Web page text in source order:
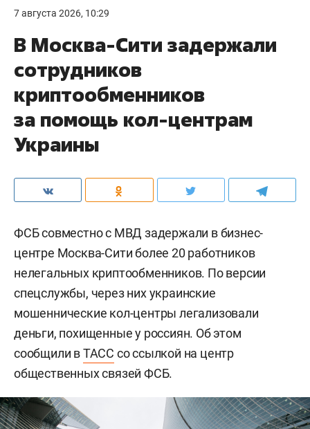
7 августа 2026, 10:29
В Москва-Сити задержали
сотрудников
криптообменников
за помощь кол-центрам
Украины
ФСБ совместно с МВД задержали в бизнес-
центре Москва-Сити более 20 работников
нелегальных криптообменников. По версии
спецслужбы, через них украинские
мошеннические кол-центры легализовали
деньги, похищенные у россиян. Об этом
сообщили вТАСС со ссылкой на центр
общественных связей ФСБ.